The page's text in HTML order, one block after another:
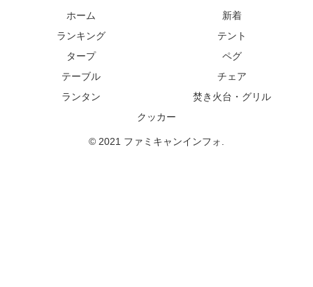
ホーム
新着
ランキング
テント
タープ
ペグ
テーブル
チェア
ランタン
焚き火台・グリル
クッカー
© 2021 ファミキャンインフォ.